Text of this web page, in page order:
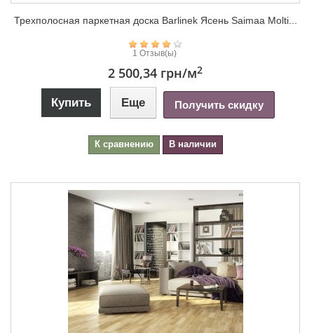
Трехполосная паркетная доска Barlinek Ясень Saimaa Molti...
1 Отзыв(ы)
2 500,34 грн/м2
Купить Еще Получить скидку
К сравнению В наличии